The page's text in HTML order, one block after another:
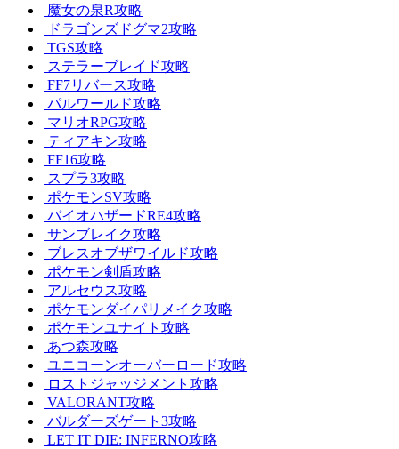
魔女の泉R攻略
ドラゴンズドグマ2攻略
TGS攻略
ステラーブレイド攻略
FF7リバース攻略
パルワールド攻略
マリオRPG攻略
ティアキン攻略
FF16攻略
スプラ3攻略
ポケモンSV攻略
バイオハザードRE4攻略
サンブレイク攻略
ブレスオブザワイルド攻略
ポケモン剣盾攻略
アルセウス攻略
ポケモンダイパリメイク攻略
ポケモンユナイト攻略
あつ森攻略
ユニコーンオーバーロード攻略
ロストジャッジメント攻略
VALORANT攻略
バルダーズゲート3攻略
LET IT DIE: INFERNO攻略